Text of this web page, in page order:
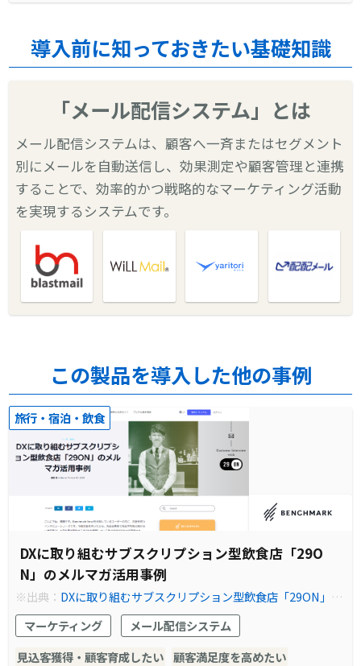
導入前に知っておきたい基礎知識
「メール配信システム」とは
メール配信システムは、顧客へ一斉またはセグメント
別にメールを自動送信し、効果測定や顧客管理と連携
することで、効率的かつ戦略的なマーケティング活動
を実現するシステムです。
この製品を導入した他の事例
旅行・宿泊・飲食
DXに取り組むサブスクリプション型飲食店「29O
N」のメルマガ活用事例
※出典： DXに取り組むサブスクリプション型飲食店「29ON」の
メルマガ活用事例 - Benchmark Email
マーケティング
メール配信システム
見込客獲得・顧客育成したい 顧客満足度を高めたい